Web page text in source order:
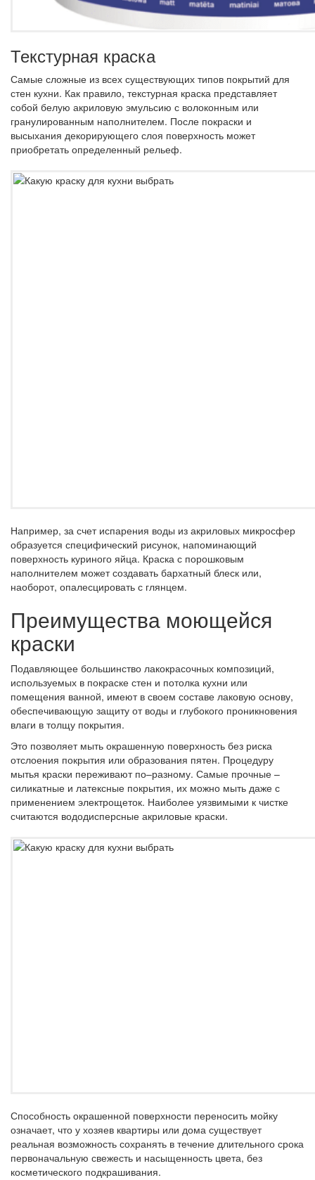
Текстурная краска
Самые сложные из всех существующих типов покрытий для
стен кухни. Как правило, текстурная краска представляет
собой белую акриловую эмульсию с волоконным или
гранулированным наполнителем. После покраски и
высыхания декорирующего слоя поверхность может
приобретать определенный рельеф.
Например, за счет испарения воды из акриловых микросфер
образуется специфический рисунок, напоминающий
поверхность куриного яйца. Краска с порошковым
наполнителем может создавать бархатный блеск или,
наоборот, опалесцировать с глянцем.
Преимущества моющейся
краски
Подавляющее большинство лакокрасочных композиций,
используемых в покраске стен и потолка кухни или
помещения ванной, имеют в своем составе лаковую основу,
обеспечивающую защиту от воды и глубокого проникновения
влаги в толщу покрытия.
Это позволяет мыть окрашенную поверхность без риска
отслоения покрытия или образования пятен. Процедуру
мытья краски переживают по–разному. Самые прочные –
силикатные и латексные покрытия, их можно мыть даже с
применением электрощеток. Наиболее уязвимыми к чистке
считаются вододисперсные акриловые краски.
Способность окрашенной поверхности переносить мойку
означает, что у хозяев квартиры или дома существует
реальная возможность сохранять в течение длительного срока
первоначальную свежесть и насыщенность цвета, без
косметического подкрашивания.